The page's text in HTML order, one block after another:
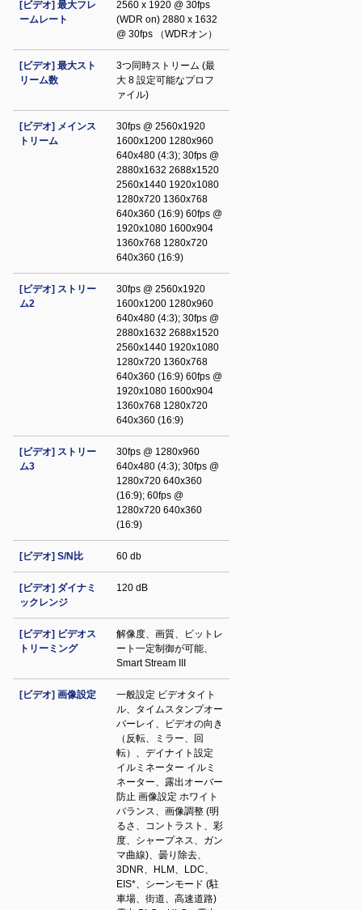
[ビデオ] 最大フレ
ームレート
2560 x 1920 @ 30fps
(WDR on) 2880 x 1632
@ 30fps （WDRオン）
[ビデオ] 最大スト
リーム数
3つ同時ストリーム (最
大 8 設定可能なプロフ
ァイル)
[ビデオ] メインス
トリーム
30fps @ 2560x1920
1600x1200 1280x960
640x480 (4:3); 30fps @
2880x1632 2688x1520
2560x1440 1920x1080
1280x720 1360x768
640x360 (16:9) 60fps @
1920x1080 1600x904
1360x768 1280x720
640x360 (16:9)
[ビデオ] ストリー
ム2
30fps @ 2560x1920
1600x1200 1280x960
640x480 (4:3); 30fps @
2880x1632 2688x1520
2560x1440 1920x1080
1280x720 1360x768
640x360 (16:9) 60fps @
1920x1080 1600x904
1360x768 1280x720
640x360 (16:9)
[ビデオ] ストリー
ム3
30fps @ 1280x960
640x480 (4:3); 30fps @
1280x720 640x360
(16:9); 60fps @
1280x720 640x360
(16:9)
[ビデオ] S/N比 60 db
[ビデオ] ダイナミ
ックレンジ
120 dB
[ビデオ] ビデオス
トリーミング
解像度、画質、ビットレ
ート一定制御が可能、
Smart Stream III
[ビデオ] 画像設定
一般設定 ビデオタイト
ル、タイムスタンプオー
バーレイ、ビデオの向き
（反転、ミラー、回
転）、デイナイト設定
イルミネーター イルミ
ネーター、露出オーバー
防止 画像設定 ホワイト
バランス、画像調整 (明
るさ、コントラスト、彩
度、シャープネス、ガン
マ曲線)、曇り除去、
3DNR、HLM、LDC、
EIS*、シーンモード (駐
車場、街道、高速道路)